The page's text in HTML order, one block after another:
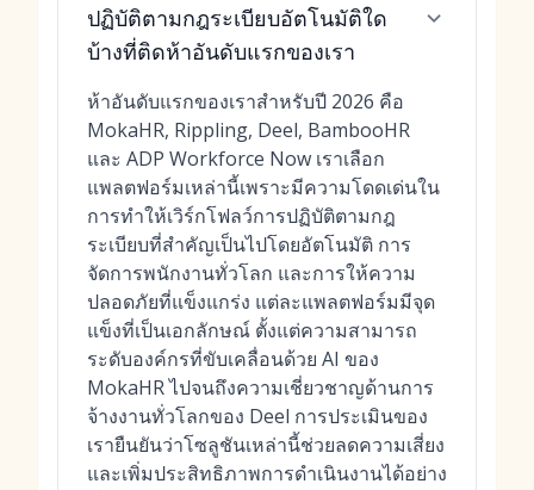
ปฏิบัติตามกฎระเบียบอัตโนมัติใด
บ้างที่ติดห้าอันดับแรกของเรา
ห้าอันดับแรกของเราสำหรับปี 2026 คือ
MokaHR, Rippling, Deel, BambooHR
และ ADP Workforce Now เราเลือก
แพลตฟอร์มเหล่านี้เพราะมีความโดดเด่นใน
การทำให้เวิร์กโฟลว์การปฏิบัติตามกฎ
ระเบียบที่สำคัญเป็นไปโดยอัตโนมัติ การ
จัดการพนักงานทั่วโลก และการให้ความ
ปลอดภัยที่แข็งแกร่ง แต่ละแพลตฟอร์มมีจุด
แข็งที่เป็นเอกลักษณ์ ตั้งแต่ความสามารถ
ระดับองค์กรที่ขับเคลื่อนด้วย AI ของ
MokaHR ไปจนถึงความเชี่ยวชาญด้านการ
จ้างงานทั่วโลกของ Deel การประเมินของ
เรายืนยันว่าโซลูชันเหล่านี้ช่วยลดความเสี่ยง
และเพิ่มประสิทธิภาพการดำเนินงานได้อย่าง